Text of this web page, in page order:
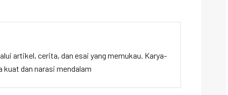
artikel, cerita, dan esai yang memukau. Karya-
kuat dan narasi mendalam